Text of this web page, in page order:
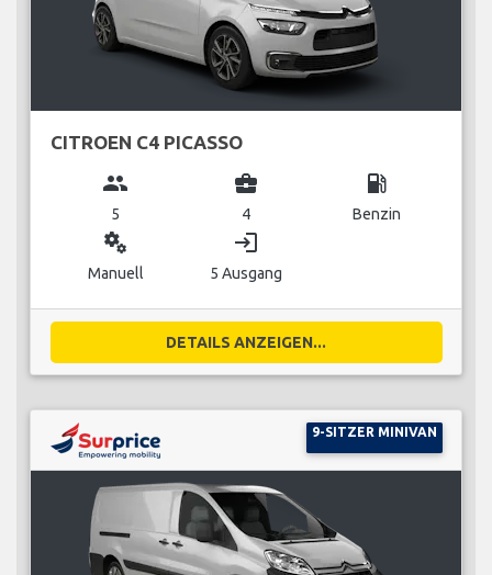
CITROEN C4 PICASSO
group
5
business_center
4
local_gas_station
Benzin
miscellaneous_services
Manuell
login
5 Ausgang
DETAILS ANZEIGEN...
9-SITZER MINIVAN